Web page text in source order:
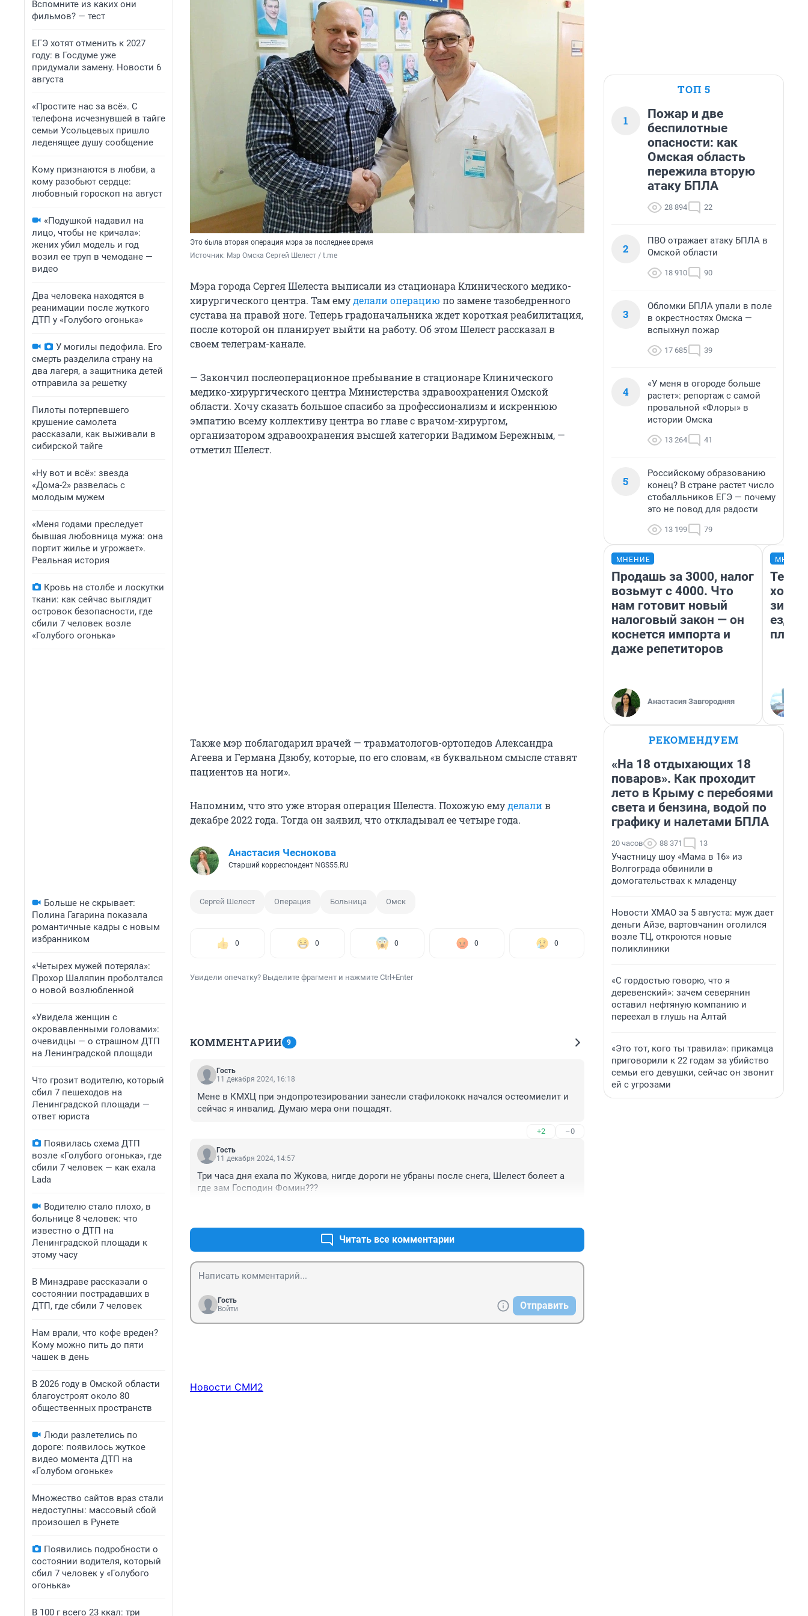
Вспомните из каких они
фильмов? — тест
ЕГЭ хотят отменить к 2027
году: в Госдуме уже
придумали замену. Новости 6
августа
«Простите нас за всё». С
телефона исчезнувшей в тайге
семьи Усольцевых пришло
леденящее душу сообщение
Кому признаются в любви, а
кому разобьют сердце:
любовный гороскоп на август
«Подушкой надавил на
лицо, чтобы не кричала»:
жених убил модель и год
возил ее труп в чемодане —
видео
Два человека находятся в
реанимации после жуткого
ДТП у «Голубого огонька»
У могилы педофила. Его
смерть разделила страну на
два лагеря, а защитника детей
отправила за решетку
Пилоты потерпевшего
крушение самолета
рассказали, как выживали в
сибирской тайге
«Ну вот и всё»: звезда
«Дома-2» развелась с
молодым мужем
«Меня годами преследует
бывшая любовница мужа: она
портит жилье и угрожает».
Реальная история
Кровь на столбе и лоскутки
ткани: как сейчас выглядит
островок безопасности, где
сбили 7 человек возле
«Голубого огонька»
Больше не скрывает:
Полина Гагарина показала
романтичные кадры с новым
избранником
«Четырех мужей потеряла»:
Прохор Шаляпин проболтался
о новой возлюбленной
«Увидела женщин с
окровавленными головами»:
очевидцы — о страшном ДТП
на Ленинградской площади
Что грозит водителю, который
сбил 7 пешеходов на
Ленинградской площади —
ответ юриста
Появилась схема ДТП
возле «Голубого огонька», где
сбили 7 человек — как ехала
Lada
Водителю стало плохо, в
больнице 8 человек: что
известно о ДТП на
Ленинградской площади к
этому часу
В Минздраве рассказали о
состоянии пострадавших в
ДТП, где сбили 7 человек
Нам врали, что кофе вреден?
Кому можно пить до пяти
чашек в день
В 2026 году в Омской области
благоустроят около 80
общественных пространств
Люди разлетелись по
дороге: появилось жуткое
видео момента ДТП на
«Голубом огоньке»
Множество сайтов враз стали
недоступны: массовый сбой
произошел в Рунете
Появились подробности о
состоянии водителя, который
сбил 7 человек у «Голубого
огонька»
В 100 г всего 23 ккал: три
Это была вторая операция мэра за последнее время
Источник: Мэр Омска Сергей Шелест / t.me
Мэра города Сергея Шелеста выписали из стационара Клинического медико-
хирургического центра. Там емуделали операцию по замене тазобедренного
сустава на правой ноге. Теперь градоначальника ждет короткая реабилитация,
после которой он планирует выйти на работу. Об этом Шелест рассказал в
своем телеграм-канале.
— Закончил послеоперационное пребывание в стационаре Клинического
медико-хирургического центра Министерства здравоохранения Омской
области. Хочу сказать большое спасибо за профессионализм и искреннюю
эмпатию всему коллективу центра во главе с врачом-хирургом,
организатором здравоохранения высшей категории Вадимом Бережным, —
отметил Шелест.
Также мэр поблагодарил врачей — травматологов-ортопедов Александра
Агеева и Германа Дзюбу, которые, по его словам, «в буквальном смысле ставят
пациентов на ноги».
Напомним, что это уже вторая операция Шелеста. Похожую емуделалив
декабре 2022 года. Тогда он заявил, что откладывал ее четыре года.
Анастасия Чеснокова
Старший корреспондент NGS55.RU
Сергей Шелест Операция Больница Омск
0 0 0 0 0
Увидели опечатку? Выделите фрагмент и нажмите Ctrl+Enter
КОММЕНТАРИИ 9
Гость
11 декабря 2024, 16:18
Мене в КМХЦ при эндопротезировании занесли стафилококк начался остеомиелит и
сейчас я инвалид. Думаю мера они пощадят.
+2 –0
Гость
11 декабря 2024, 14:57
Три часа дня ехала по Жукова, нигде дороги не убраны после снега, Шелест болеет а
где зам Господин Фомин???
Читать все комментарии
Гость
Войти
Отправить
Новости СМИ2
ТОП 5
1
Пожар и две
беспилотные
опасности: как
Омская область
пережила вторую
атаку БПЛА
28 894 22
2
ПВО отражает атаку БПЛА в
Омской области
18 910 90
3
Обломки БПЛА упали в поле
в окрестностях Омска —
вспыхнул пожар
17 685 39
4
«У меня в огороде больше
растет»: репортаж с самой
провальной «Флоры» в
истории Омска
13 264 41
5
Российскому образованию
конец? В стране растет число
стобалльников ЕГЭ — почему
это не повод для радости
13 199 79
МНЕНИЕ
Продашь за 3000, налог
возьмут с 4000. Что
нам готовит новый
налоговый закон — он
коснется импорта и
даже репетиторов
Анастасия Завгородняя
ездит
РЕКОМЕНДУЕМ
«На 18 отдыхающих 18
поваров». Как проходит
лето в Крыму с перебоями
света и бензина, водой по
графику и налетами БПЛА
20 часов 88 371 13
Участницу шоу «Мама в 16» из
Волгограда обвинили в
домогательствах к младенцу
Новости ХМАО за 5 августа: муж дает
деньги Айзе, вартовчанин оголился
возле ТЦ, откроются новые
поликлиники
«С гордостью говорю, что я
деревенский»: зачем северянин
оставил нефтяную компанию и
переехал в глушь на Алтай
«Это тот, кого ты травила»: прикамца
приговорили к 22 годам за убийство
семьи его девушки, сейчас он звонит
ей с угрозами